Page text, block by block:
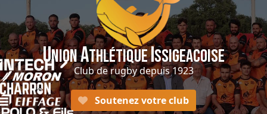
UNIONATHLÉTIQUEISSIGEACOISE
Club de rugby depuis 1923
Soutenez votre club